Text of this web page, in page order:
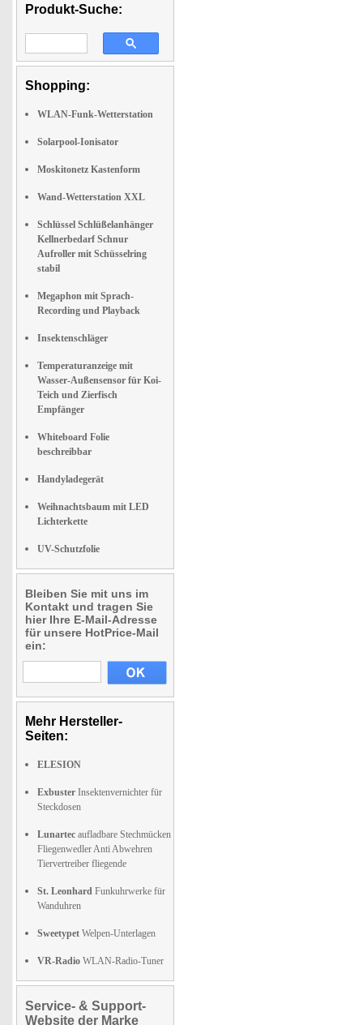
Produkt-Suche:
Shopping:
WLAN-Funk-Wetterstation
Solarpool-Ionisator
Moskitonetz Kastenform
Wand-Wetterstation XXL
Schlüssel Schlüßelanhänger
Kellnerbedarf Schnur
Aufroller mit Schüsselring
stabil
Megaphon mit Sprach-
Recording und Playback
Insektenschläger
Temperaturanzeige mit
Wasser-Außensensor für Koi-
Teich und Zierfisch
Empfänger
Whiteboard Folie
beschreibbar
Handyladegerät
Weihnachtsbaum mit LED
Lichterkette
UV-Schutzfolie
Bleiben Sie mit uns im
Kontakt und tragen Sie
hier Ihre E-Mail-Adresse
für unsere HotPrice-Mail
ein:
Mehr Hersteller-
Seiten:
ELESION
Exbuster Insektenvernichter für
Steckdosen
Lunartec aufladbare Stechmücken
Fliegenwedler Anti Abwehren
Tiervertreiber fliegende
St. Leonhard Funkuhrwerke für
Wanduhren
Sweetypet Welpen-Unterlagen
VR-Radio WLAN-Radio-Tuner
Service- & Support-
Website der Marke